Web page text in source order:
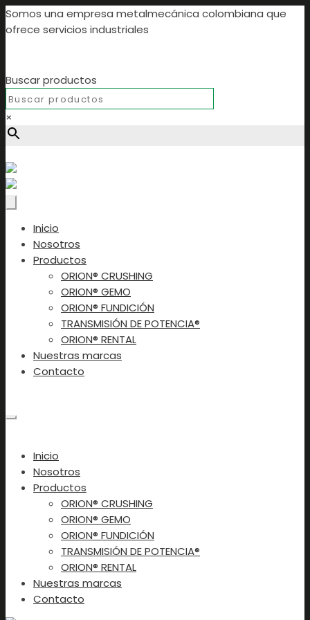
Somos una empresa metalmecánica colombiana que
ofrece servicios industriales
Buscar productos
×
Inicio
Nosotros
Productos
ORION® CRUSHING
ORION® GEMO
ORION® FUNDICIÓN
TRANSMISIÓN DE POTENCIA®
ORION® RENTAL
Nuestras marcas
Contacto
Inicio
Nosotros
Productos
ORION® CRUSHING
ORION® GEMO
ORION® FUNDICIÓN
TRANSMISIÓN DE POTENCIA®
ORION® RENTAL
Nuestras marcas
Contacto